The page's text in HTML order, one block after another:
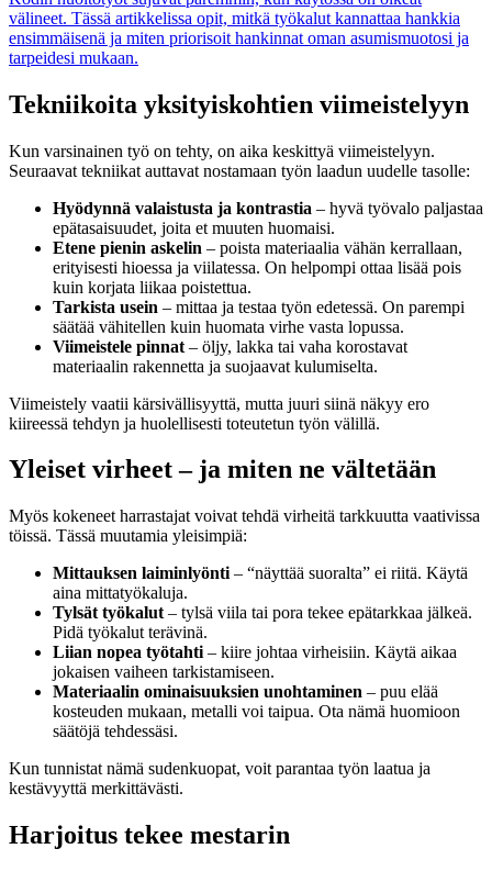
välineet. Tässä artikkelissa opit, mitkä työkalut kannattaa hankkia
ensimmäisenä ja miten priorisoit hankinnat oman asumismuotosi ja
tarpeidesi mukaan.
Tekniikoita yksityiskohtien viimeistelyyn
Kun varsinainen työ on tehty, on aika keskittyä viimeistelyyn.
Seuraavat tekniikat auttavat nostamaan työn laadun uudelle tasolle:
Hyödynnä valaistusta ja kontrastia – hyvä työvalo paljastaa
epätasaisuudet, joita et muuten huomaisi.
Etene pienin askelin – poista materiaalia vähän kerrallaan,
erityisesti hioessa ja viilatessa. On helpompi ottaa lisää pois
kuin korjata liikaa poistettua.
Tarkista usein – mittaa ja testaa työn edetessä. On parempi
säätää vähitellen kuin huomata virhe vasta lopussa.
Viimeistele pinnat – öljy, lakka tai vaha korostavat
materiaalin rakennetta ja suojaavat kulumiselta.
Viimeistely vaatii kärsivällisyyttä, mutta juuri siinä näkyy ero
kiireessä tehdyn ja huolellisesti toteutetun työn välillä.
Yleiset virheet – ja miten ne vältetään
Myös kokeneet harrastajat voivat tehdä virheitä tarkkuutta vaativissa
töissä. Tässä muutamia yleisimpiä:
Mittauksen laiminlyönti – “näyttää suoralta” ei riitä. Käytä
aina mittatyökaluja.
Tylsät työkalut – tylsä viila tai pora tekee epätarkkaa jälkeä.
Pidä työkalut terävinä.
Liian nopea työtahti – kiire johtaa virheisiin. Käytä aikaa
jokaisen vaiheen tarkistamiseen.
Materiaalin ominaisuuksien unohtaminen – puu elää
kosteuden mukaan, metalli voi taipua. Ota nämä huomioon
säätöjä tehdessäsi.
Kun tunnistat nämä sudenkuopat, voit parantaa työn laatua ja
kestävyyttä merkittävästi.
Harjoitus tekee mestarin